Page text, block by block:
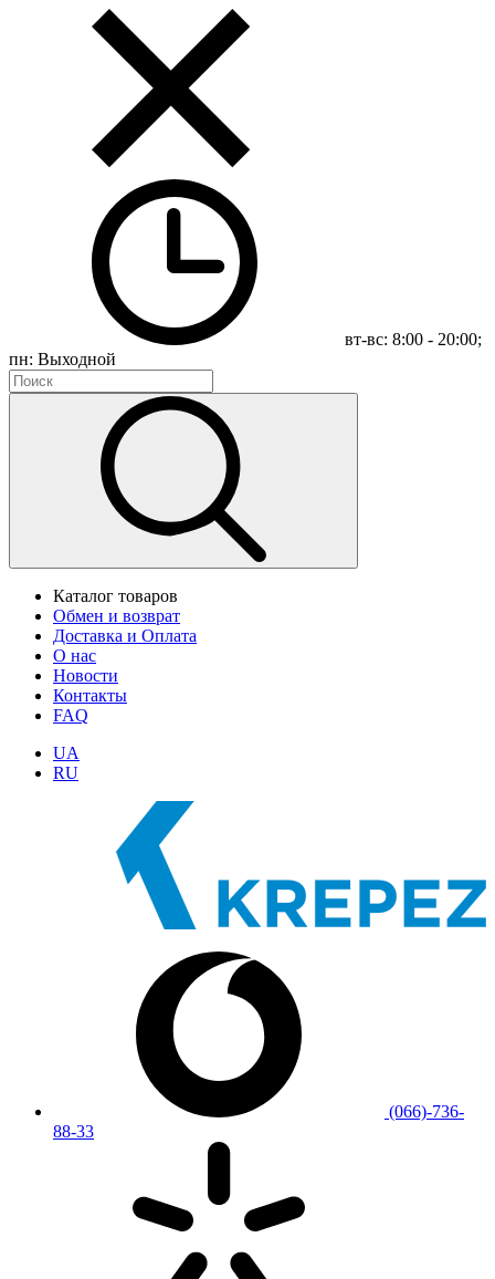
вт-вс: 8:00 - 20:00;
пн: Выходной
Каталог товаров
Обмен и возврат
Доставка и Оплата
О нас
Новости
Контакты
FAQ
UA
RU
(066)-736-
88-33